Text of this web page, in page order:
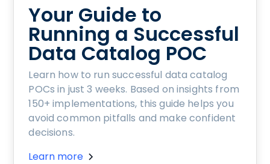
Your Guide to
Running a Successful
Data Catalog POC
Learn how to run successful data catalog
POCs in just 3 weeks. Based on insights from
150+ implementations, this guide helps you
avoid common pitfalls and make confident
decisions.
Learn more